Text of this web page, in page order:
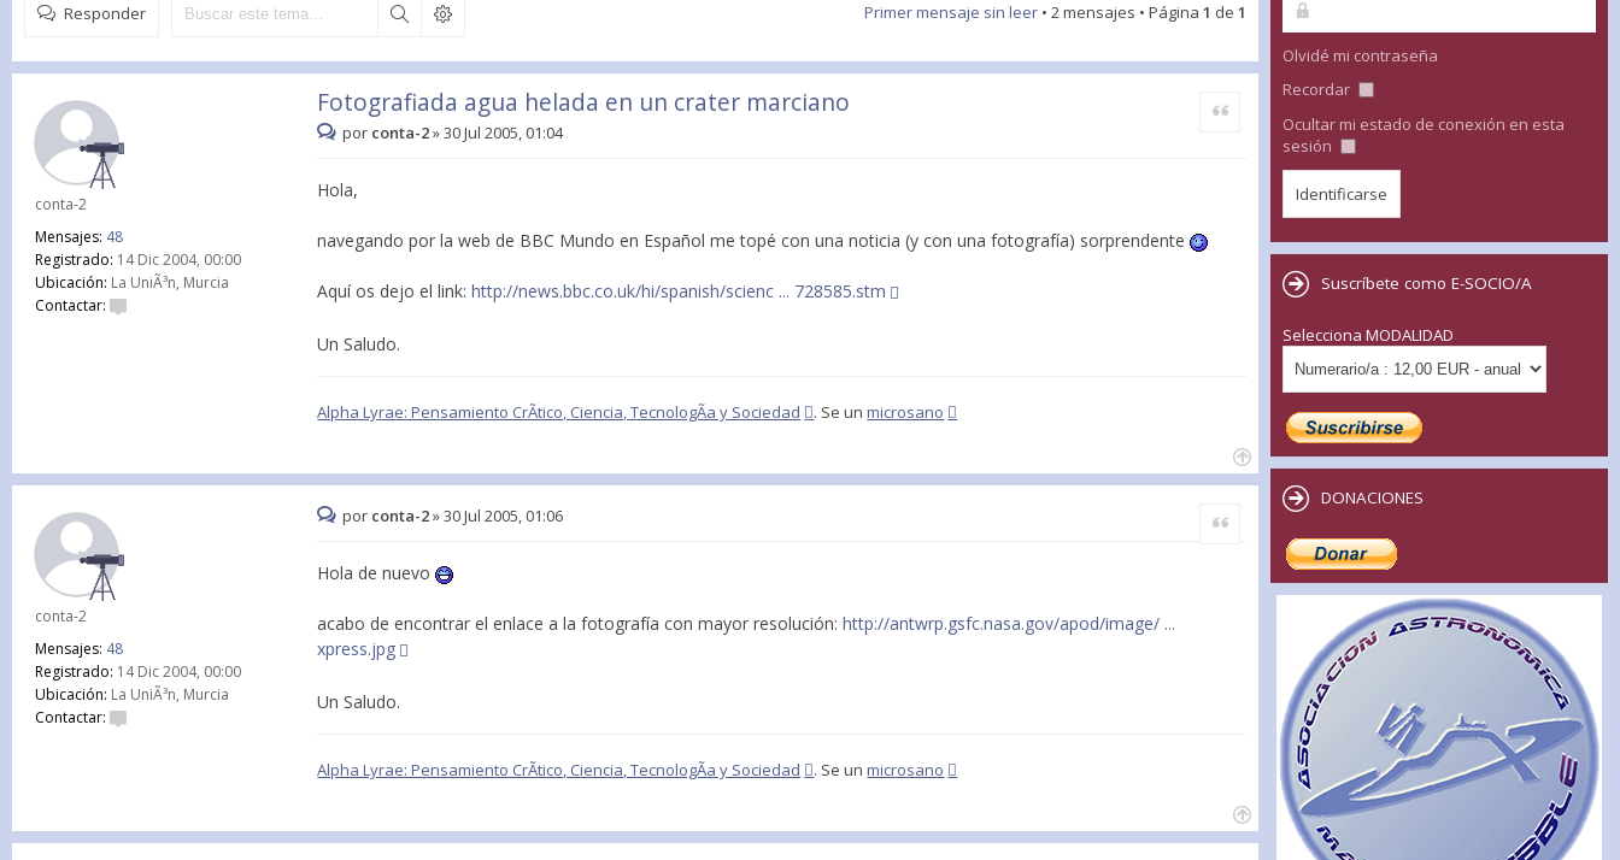
Responder Primer mensaje sin leer • 2 mensajes • Página 1 de 1
conta-2
Mensajes: 48
Registrado: 14 Dic 2004, 00:00
Ubicación: La UniÃ³n, Murcia
Contactar:
Fotografiada agua helada en un crater marciano Citar
por conta-2»30 Jul 2005, 01:04
Hola,
navegando por la web de BBC Mundo en Español me topé con una noticia (y con una fotografía) sorprendente
Aquí os dejo el link:http://news.bbc.co.uk/hi/spanish/scienc ... 728585.stm
Un Saludo.
Alpha Lyrae: Pensamiento CrÃ­tico, Ciencia, TecnologÃ­a y Sociedad . Se unmicrosano
conta-2
Mensajes: 48
Registrado: 14 Dic 2004, 00:00
Ubicación: La UniÃ³n, Murcia
Contactar:
Citar
por conta-2»30 Jul 2005, 01:06
Hola de nuevo
acabo de encontrar el enlace a la fotografía con mayor resolución:http://antwrp.gsfc.nasa.gov/apod/image/ ...
xpress.jpg
Un Saludo.
Alpha Lyrae: Pensamiento CrÃ­tico, Ciencia, TecnologÃ­a y Sociedad . Se unmicrosano
Olvidé mi contraseña
Recordar
Ocultar mi estado de conexión en esta
sesión
Suscríbete como E-SOCIO/A
Selecciona MODALIDAD
DONACIONES